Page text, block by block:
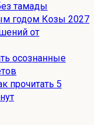
тамады
годом Козы 2027
от
осознанные
прочитать 5